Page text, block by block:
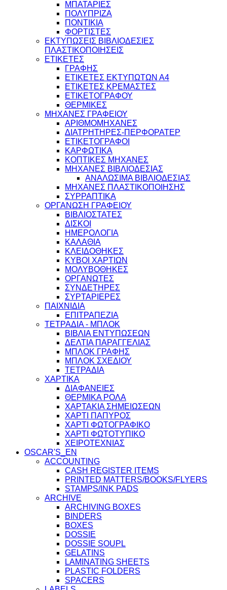
ΜΠΑΤΑΡΙΕΣ
ΠΟΛΥΠΡΙΖΑ
ΠΟΝΤΙΚΙΑ
ΦΟΡΤΙΣΤΕΣ
ΕΚΤΥΠΩΣΕΙΣ ΒΙΒΛΙΟΔΕΣΙΕΣ
ΠΛΑΣΤΙΚΟΠΟΙΗΣΕΙΣ
ΕΤΙΚΕΤΕΣ
ΓΡΑΦΗΣ
ΕΤΙΚΕΤΕΣ ΕΚΤΥΠΩΤΩΝ Α4
ΕΤΙΚΕΤΕΣ ΚΡΕΜΑΣΤΕΣ
ΕΤΙΚΕΤΟΓΡΑΦΟΥ
ΘΕΡΜΙΚΕΣ
ΜΗΧΑΝΕΣ ΓΡΑΦΕΙΟΥ
ΑΡΙΘΜΟΜΗΧΑΝΕΣ
ΔΙΑΤΡΗΤΗΡΕΣ-ΠΕΡΦΟΡΑΤΕΡ
ΕΤΙΚΕΤΟΓΡΑΦΟΙ
ΚΑΡΦΩΤΙΚΑ
ΚΟΠΤΙΚΕΣ ΜΗΧΑΝΕΣ
ΜΗΧΑΝΕΣ ΒΙΒΛΙΟΔΕΣΙΑΣ
ΑΝΑΛΩΣΙΜΑ ΒΙΒΛΙΟΔΕΣΙΑΣ
ΜΗΧΑΝΕΣ ΠΛΑΣΤΙΚΟΠΟΙΗΣΗΣ
ΣΥΡΡΑΠΤΙΚΑ
ΟΡΓΑΝΩΣΗ ΓΡΑΦΕΙΟΥ
ΒΙΒΛΙΟΣΤΑΤΕΣ
ΔΙΣΚΟΙ
ΗΜΕΡΟΛΟΓΙΑ
ΚΑΛΑΘΙΑ
ΚΛΕΙΔΟΘΗΚΕΣ
ΚΥΒΟΙ ΧΑΡΤΙΩΝ
ΜΟΛΥΒΟΘΗΚΕΣ
ΟΡΓΑΝΩΤΕΣ
ΣΥΝΔΕΤΗΡΕΣ
ΣΥΡΤΑΡΙΕΡΕΣ
ΠΑΙΧΝΙΔΙΑ
ΕΠΙΤΡΑΠΕΖΙΑ
ΤΕΤΡΑΔΙΑ - ΜΠΛΟΚ
ΒΙΒΛΙΑ ΕΝΤΥΠΩΣΕΩΝ
ΔΕΛΤΙΑ ΠΑΡΑΓΓΕΛΙΑΣ
ΜΠΛΟΚ ΓΡΑΦΗΣ
ΜΠΛΟΚ ΣΧΕΔΙΟΥ
ΤΕΤΡΑΔΙΑ
ΧΑΡΤΙΚΑ
ΔΙΑΦΑΝΕΙΕΣ
ΘΕΡΜΙΚΑ ΡΟΛΑ
ΧΑΡΤΑΚΙΑ ΣΗΜΕΙΩΣΕΩΝ
ΧΑΡΤΙ ΠΑΠΥΡΟΣ
ΧΑΡΤΙ ΦΩΤΟΓΡΑΦΙΚΟ
ΧΑΡΤΙ ΦΩΤΟΤΥΠΙΚΟ
ΧΕΙΡΟΤΕΧΝΙΑΣ
OSCAR'S_EN
ACCOUNTING
CASH REGISTER ITEMS
PRINTED MATTERS/BOOKS/FLYERS
STAMPS/INK PADS
ARCHIVE
ARCHIVING BOXES
BINDERS
BOXES
DOSSIE
DOSSIE SOUPL
GELATINS
LAMINATING SHEETS
PLASTIC FOLDERS
SPACERS